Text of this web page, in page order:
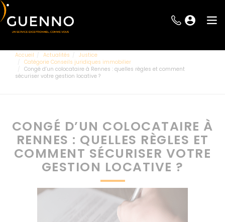
Accueil Actualités
Justice
Catégorie Conseils juridiques immobilier
Congé d’un colocataire à Rennes : quelles règles et comment
sécuriser votre gestion locative ?
CONGÉ D’UN COLOCATAIRE À
RENNES : QUELLES RÈGLES ET
COMMENT SÉCURISER VOTRE
GESTION LOCATIVE ?